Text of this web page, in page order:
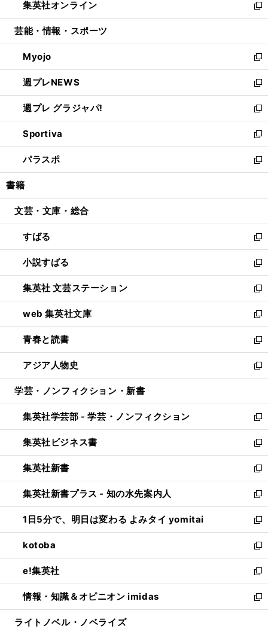
く
で
開
ド
ウ
開
く
ィ
ン
ウ
で
開
く
い
ウ
ン
ド
ウ
で
開
く
集英社オンライン
新
し
ウ
ィ
ン
ド
ウ
で
開
く
芸能・情報・スポーツ
Myojo
新
し
い
ウ
ィ
ン
ド
ウ
で
開
週プレNEWS
新
し
い
ウ
ィ
ン
ド
ウ
開
週プレ グラジャパ!
新
し
い
ウ
ィ
ン
ウ
開
く
Sportiva
新
し
い
ウ
ン
ウ
で
開
く
パラスポ
新
し
ウ
ン
ド
ウ
で
開
く
書籍
文芸・文庫・総合
すばる
新
し
い
ウ
ィ
ン
ド
ウ
で
開
く
小説すばる
新
し
い
ウ
ィ
ン
ド
ウ
で
開
集英社 文芸ステーション
新
し
い
ウ
ィ
ン
ド
ウ
開
く
web 集英社文庫
新
し
い
ウ
ィ
ン
ウ
で
開
く
青春と読書
新
し
い
ウ
ン
ド
ウ
で
開
く
アジア人物史
新
し
ウ
ィ
ン
ド
ウ
で
開
く
学芸・ノンフィクション・新書
集英社学芸部 - 学芸・ノンフィクション
新
し
い
ウ
ィ
ン
ド
ウ
で
開
く
集英社ビジネス書
新
し
い
ウ
ィ
ン
ド
ウ
で
開
く
集英社新書
新
し
い
ウ
ィ
ン
ド
ウ
で
開
く
集英社新書プラス - 知の水先案内人
新
し
い
ウ
ィ
ン
ド
ウ
で
開
1日5分で、明日は変わる よみタイ yomitai
新
し
い
ウ
ィ
ン
ド
ウ
kotoba
新
し
い
ウ
ィ
ン
e!集英社
新
し
い
ウ
情報・知識＆オピニオン imidas
新
し
ライトノベル・ノベライズ